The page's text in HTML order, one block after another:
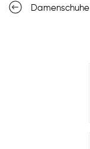
Damenschuhe